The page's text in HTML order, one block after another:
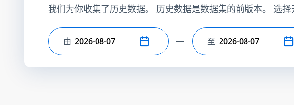
我们为你收集了历史数据。 历史数据是数据集的前版本。 选
选择开始日期
由 选择结束日期
至